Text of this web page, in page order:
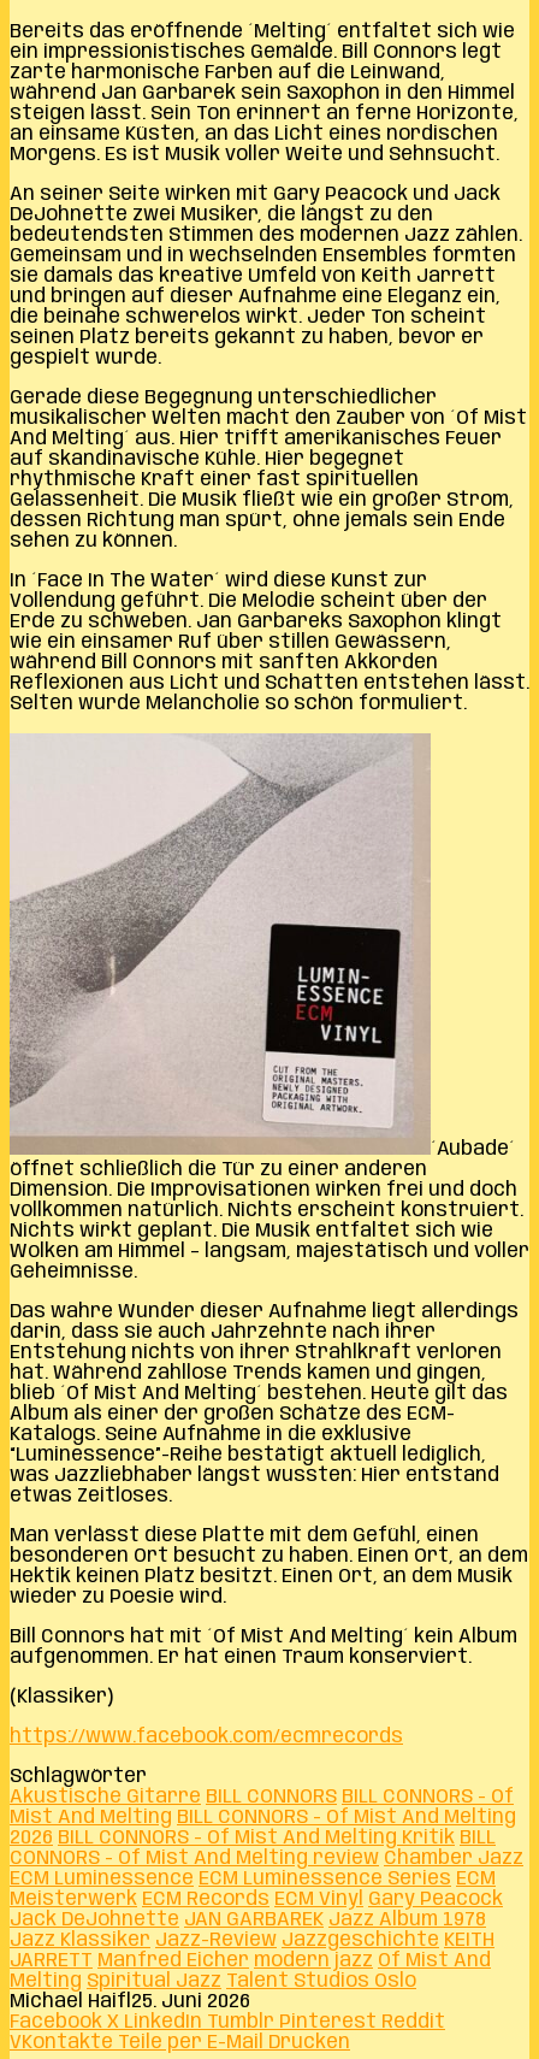
Bereits das eröffnende ´Melting´ entfaltet sich wie
ein impressionistisches Gemälde. Bill Connors legt
zarte harmonische Farben auf die Leinwand,
während Jan Garbarek sein Saxophon in den Himmel
steigen lässt. Sein Ton erinnert an ferne Horizonte,
an einsame Küsten, an das Licht eines nordischen
Morgens. Es ist Musik voller Weite und Sehnsucht.
An seiner Seite wirken mit Gary Peacock und Jack
DeJohnette zwei Musiker, die längst zu den
bedeutendsten Stimmen des modernen Jazz zählen.
Gemeinsam und in wechselnden Ensembles formten
sie damals das kreative Umfeld von Keith Jarrett
und bringen auf dieser Aufnahme eine Eleganz ein,
die beinahe schwerelos wirkt. Jeder Ton scheint
seinen Platz bereits gekannt zu haben, bevor er
gespielt wurde.
Gerade diese Begegnung unterschiedlicher
musikalischer Welten macht den Zauber von ´Of Mist
And Melting´ aus. Hier trifft amerikanisches Feuer
auf skandinavische Kühle. Hier begegnet
rhythmische Kraft einer fast spirituellen
Gelassenheit. Die Musik fließt wie ein großer Strom,
dessen Richtung man spürt, ohne jemals sein Ende
sehen zu können.
In ´Face In The Water´ wird diese Kunst zur
Vollendung geführt. Die Melodie scheint über der
Erde zu schweben. Jan Garbareks Saxophon klingt
wie ein einsamer Ruf über stillen Gewässern,
während Bill Connors mit sanften Akkorden
Reflexionen aus Licht und Schatten entstehen lässt.
Selten wurde Melancholie so schön formuliert.
´Aubade´
öffnet schließlich die Tür zu einer anderen
Dimension. Die Improvisationen wirken frei und doch
vollkommen natürlich. Nichts erscheint konstruiert.
Nichts wirkt geplant. Die Musik entfaltet sich wie
Wolken am Himmel – langsam, majestätisch und voller
Geheimnisse.
Das wahre Wunder dieser Aufnahme liegt allerdings
darin, dass sie auch Jahrzehnte nach ihrer
Entstehung nichts von ihrer Strahlkraft verloren
hat. Während zahllose Trends kamen und gingen,
blieb ´Of Mist And Melting´ bestehen. Heute gilt das
Album als einer der großen Schätze des ECM-
Katalogs. Seine Aufnahme in die exklusive
“Luminessence”-Reihe bestätigt aktuell lediglich,
was Jazzliebhaber längst wussten: Hier entstand
etwas Zeitloses.
Man verlässt diese Platte mit dem Gefühl, einen
besonderen Ort besucht zu haben. Einen Ort, an dem
Hektik keinen Platz besitzt. Einen Ort, an dem Musik
wieder zu Poesie wird.
Bill Connors hat mit ´Of Mist And Melting´ kein Album
aufgenommen. Er hat einen Traum konserviert.
(Klassiker)
https://www.facebook.com/ecmrecords
Schlagwörter
Akustische Gitarre BILL CONNORS BILL CONNORS - Of
Mist And Melting BILL CONNORS - Of Mist And Melting
2026 BILL CONNORS - Of Mist And Melting Kritik BILL
CONNORS - Of Mist And Melting review Chamber Jazz
ECM Luminessence ECM Luminessence Series ECM
Meisterwerk ECM Records ECM Vinyl Gary Peacock
Jack DeJohnette JAN GARBAREK Jazz Album 1978
Jazz Klassiker Jazz-Review Jazzgeschichte KEITH
JARRETT Manfred Eicher modern jazz Of Mist And
Melting Spiritual Jazz Talent Studios Oslo
Michael Haifl 25. Juni 2026
Facebook X LinkedIn Tumblr Pinterest Reddit
VKontakte Teile per E-Mail Drucken